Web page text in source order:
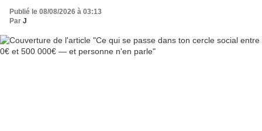
Publié le 08/08/2026 à 03:13
Par J